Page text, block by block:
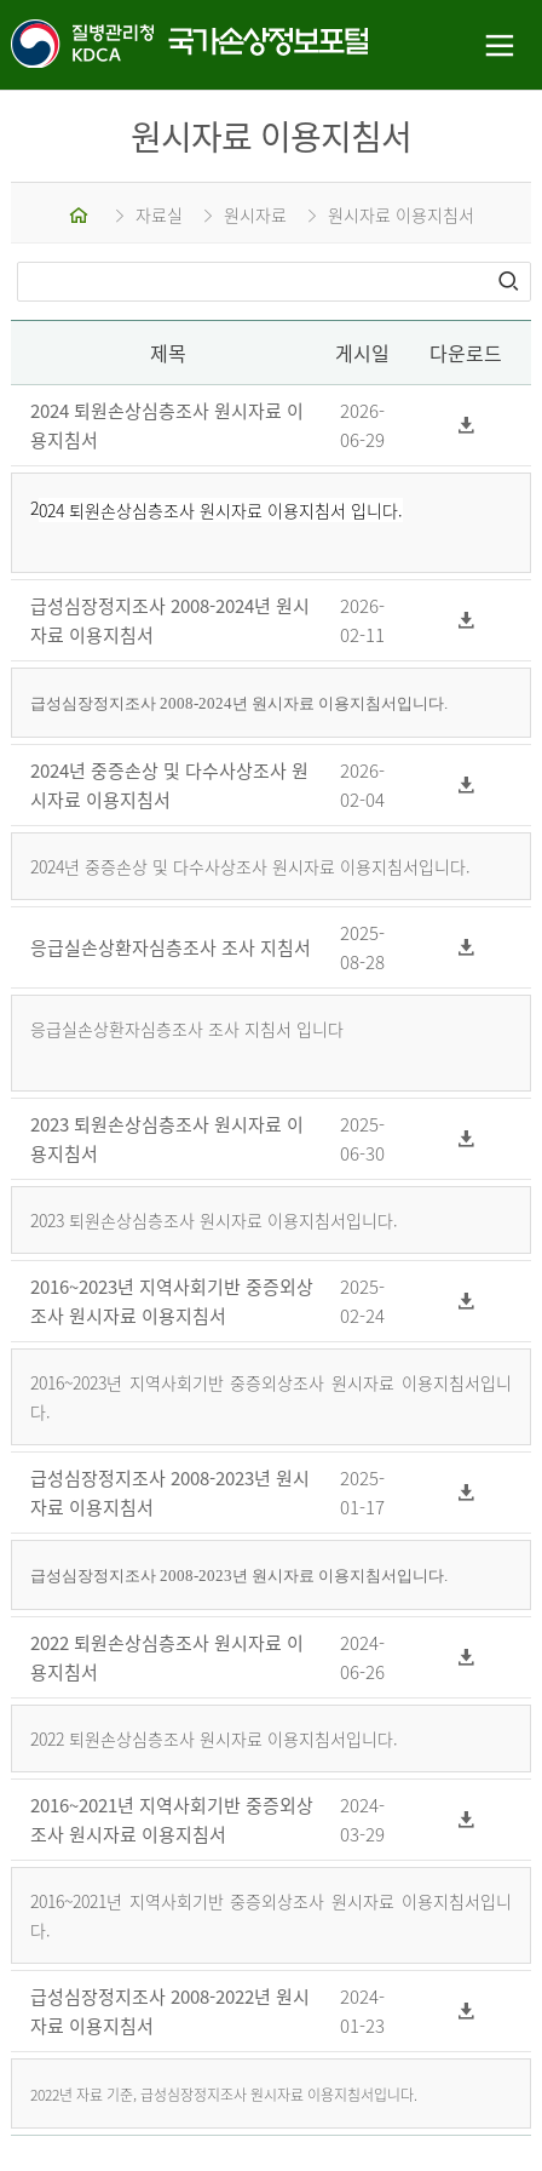
원시자료 이용지침서
홈 자료실 원시자료 원시자료 이용지침서
제목 게시일 다운로드
2024 퇴원손상심층조사 원시자료 이
용지침서
2026-
06-29
2024 퇴원손상심층조사 원시자료 이용지침서 입니다.
급성심장정지조사 2008-2024년 원시
자료 이용지침서
2026-
02-11
급성심장정지조사 2008-2024년 원시자료 이용지침서입니다.
2024년 중증손상 및 다수사상조사 원
시자료 이용지침서
2026-
02-04
2024년 중증손상 및 다수사상조사 원시자료 이용지침서입니다.
응급실손상환자심층조사 조사 지침서
2025-
08-28
응급실손상환자심층조사 조사 지침서 입니다
2023 퇴원손상심층조사 원시자료 이
용지침서
2025-
06-30
2023 퇴원손상심층조사 원시자료 이용지침서입니다.
2016~2023년 지역사회기반 중증외상
조사 원시자료 이용지침서
2025-
02-24
2016~2023년 지역사회기반 중증외상조사 원시자료 이용지침서입니
다.
급성심장정지조사 2008-2023년 원시
자료 이용지침서
2025-
01-17
급성심장정지조사 2008-2023년 원시자료 이용지침서입니다.
2022 퇴원손상심층조사 원시자료 이
용지침서
2024-
06-26
2022 퇴원손상심층조사 원시자료 이용지침서입니다.
2016~2021년 지역사회기반 중증외상
조사 원시자료 이용지침서
2024-
03-29
2016~2021년 지역사회기반 중증외상조사 원시자료 이용지침서입니
다.
급성심장정지조사 2008-2022년 원시
자료 이용지침서
2024-
01-23
2022년 자료 기준, 급성심장정지조사 원시자료 이용지침서입니다.